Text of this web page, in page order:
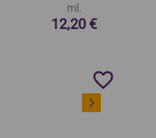
ml.
12,20 €
favorite_border